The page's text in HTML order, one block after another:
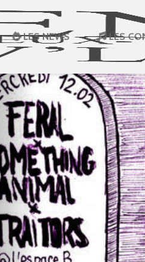
LES NEWS LES